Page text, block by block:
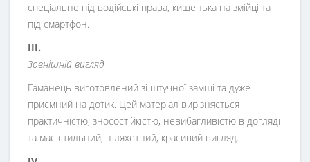
спеціальне під водійські права, кишенька на змійці та
під смартфон.
III.
Зовнішній вигляд
Гаманець виготовлений зі штучної замші та дуже
приємний на дотик. Цей матеріал вирізняється
практичністю, зносостійкістю, невибагливістю в догляді
та має стильний, шляхетний, красивий вигляд.